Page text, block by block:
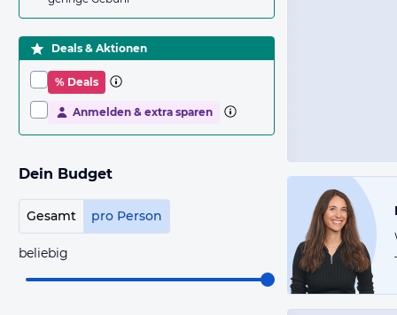
Deals & Aktionen
% Deals
Anmelden & extra sparen
Dein Budget
Gesamt pro Person
beliebig